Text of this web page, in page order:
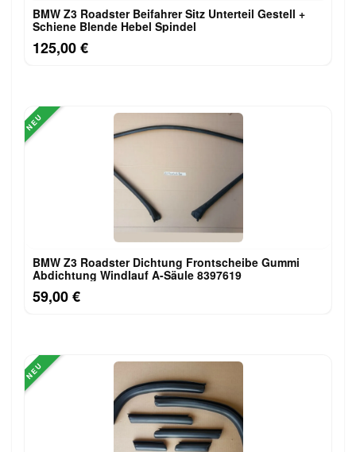
BMW Z3 Roadster Beifahrer Sitz Unterteil Gestell +
Schiene Blende Hebel Spindel
125,00 €
NEU
BMW Z3 Roadster Dichtung Frontscheibe Gummi
Abdichtung Windlauf A-Säule 8397619
59,00 €
NEU